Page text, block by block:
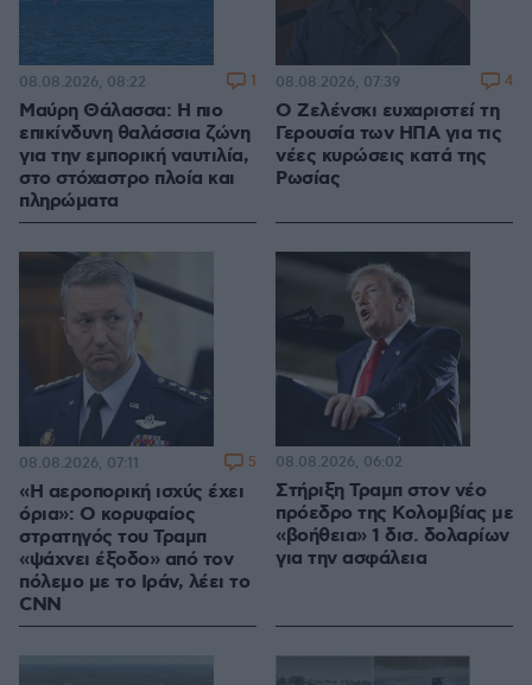
Μαύρη Θάλασσα: Η πιο
επικίνδυνη θαλάσσια ζώνη
για την εμπορική ναυτιλία,
στο στόχαστρο πλοία και
πληρώματα
08.08.2026, 08:22 1
Ο Ζελένσκι ευχαριστεί τη
Γερουσία των ΗΠΑ για τις
νέες κυρώσεις κατά της
Ρωσίας
08.08.2026, 07:39 4
«Η αεροπορική ισχύς έχει
όρια»: Ο κορυφαίος
στρατηγός του Τραμπ
«ψάχνει έξοδο» από τον
πόλεμο με το Ιράν, λέει το
CNN
08.08.2026, 07:11 5
Στήριξη Τραμπ στον νέο
πρόεδρο της Κολομβίας με
«βοήθεια» 1 δισ. δολαρίων
για την ασφάλεια
08.08.2026, 06:02